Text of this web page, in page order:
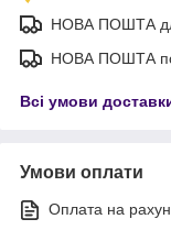
НОВА ПОШТА
НОВА ПОШТА по
Всі умови
Умови оплати
Оплата на